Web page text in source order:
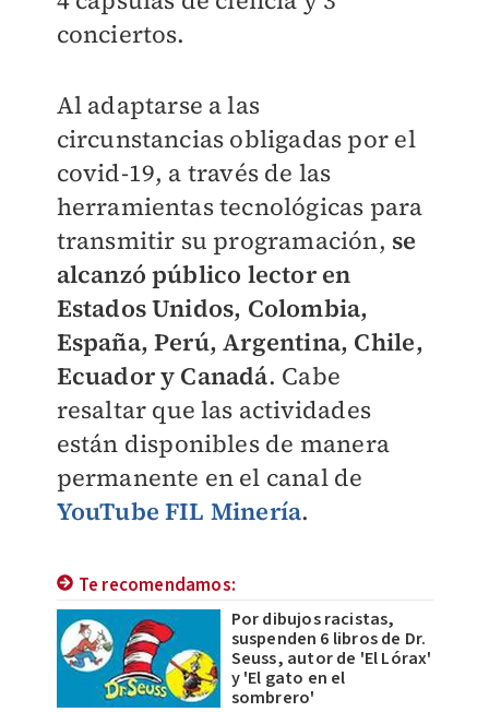
conciertos.
Al adaptarse a las
circunstancias obligadas por el
covid-19, a través de las
herramientas tecnológicas para
transmitir su programación, se
alcanzó público lector en
Estados Unidos, Colombia,
España, Perú, Argentina, Chile,
Ecuador y Canadá. Cabe
resaltar que las actividades
están disponibles de manera
permanente en el canal de
YouTube FIL Minería.
Te recomendamos:
Por dibujos racistas,
suspenden 6 libros de Dr.
Seuss, autor de 'El Lórax'
y 'El gato en el
sombrero'